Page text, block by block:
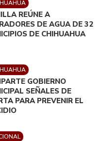
REÚNE A
DE AGUA DE 32
DE CHIHUAHUA
GOBIERNO
SEÑALES DE
PARA PREVENIR EL